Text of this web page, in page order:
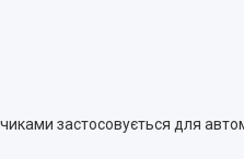
застосовується для